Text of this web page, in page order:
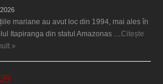
mariane au avut loc din 1994, mai ales în
Itapiranga din statul Amazonas …Citește
»